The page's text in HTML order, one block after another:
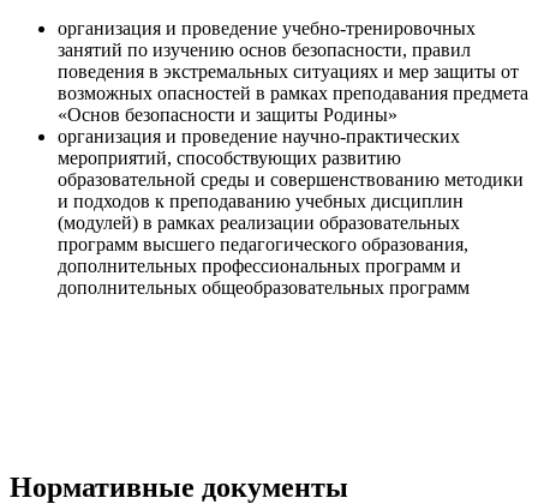
организация и проведение учебно-тренировочных
занятий по изучению основ безопасности, правил
поведения в экстремальных ситуациях и мер защиты от
возможных опасностей в рамках преподавания предмета
«Основ безопасности и защиты Родины»
организация и проведение научно-практических
мероприятий, способствующих развитию
образовательной среды и совершенствованию методики
и подходов к преподаванию учебных дисциплин
(модулей) в рамках реализации образовательных
программ высшего педагогического образования,
дополнительных профессиональных программ и
дополнительных общеобразовательных программ
Нормативные документы